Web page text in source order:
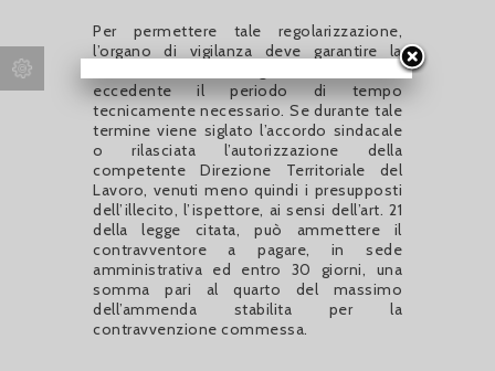
Per permettere tale regolarizzazione,
l’organo di vigilanza deve garantire la
fissazione di un congruo termine, non
eccedente il periodo di tempo
tecnicamente necessario. Se durante tale
termine viene siglato l’accordo sindacale
o rilasciata l’autorizzazione della
competente Direzione Territoriale del
Lavoro, venuti meno quindi i presupposti
dell’illecito, l’ispettore, ai sensi dell’art. 21
della legge citata, può ammettere il
contravventore a pagare, in sede
amministrativa ed entro 30 giorni, una
somma pari al quarto del massimo
dell’ammenda stabilita per la
contravvenzione commessa.